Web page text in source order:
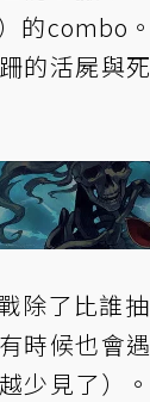
的combo
的活屍與
除了比誰
時候也會
少見了）